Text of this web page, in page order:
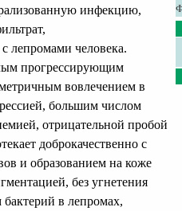
инфекцию,
лепромами человека.
прогрессирующим
вовлечением в
большим числом
отрицательной пробой
доброкачественно с
и образованием на коже
без угнетения
в лепромах,